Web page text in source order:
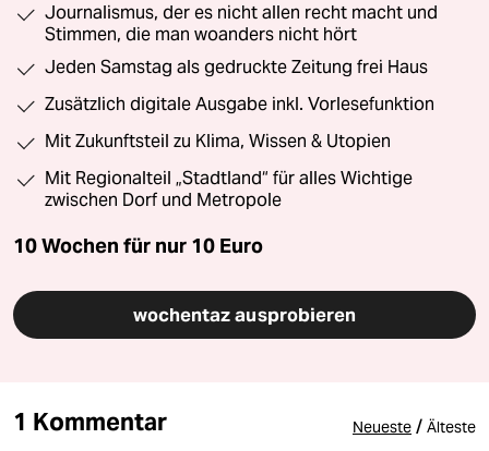
Journalismus, der es nicht allen recht macht und
Stimmen, die man woanders nicht hört
Jeden Samstag als gedruckte Zeitung frei Haus
Zusätzlich digitale Ausgabe inkl. Vorlesefunktion
Mit Zukunftsteil zu Klima, Wissen & Utopien
Mit Regionalteil „Stadtland“ für alles Wichtige
zwischen Dorf und Metropole
10 Wochen für nur 10 Euro
wochentaz ausprobieren
1 Kommentar Neueste / Älteste